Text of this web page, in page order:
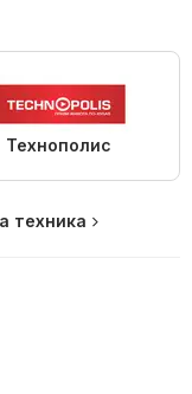
Технополис
техника